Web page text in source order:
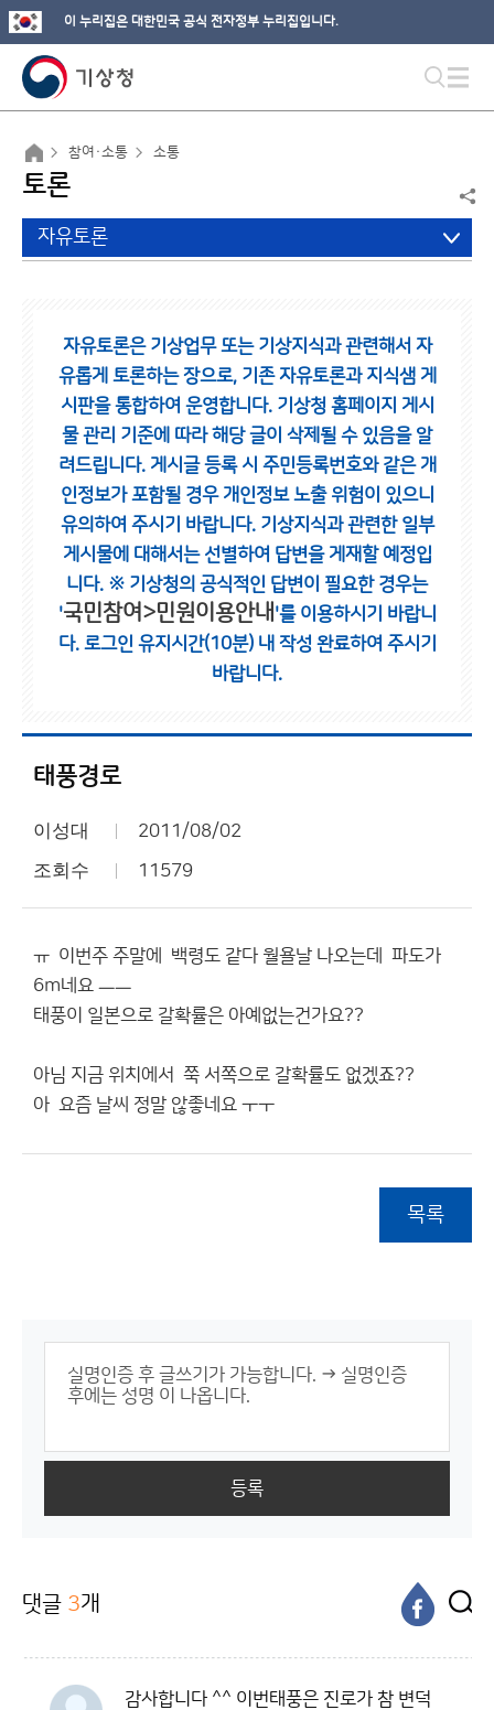
이 누리집은 대한민국 공식 전자정부 누리집입니다.
참여·소통 소통
토론
자유토론
자유토론은 기상업무 또는 기상지식과 관련해서 자
유롭게 토론하는 장으로, 기존 자유토론과 지식샘 게
시판을 통합하여 운영합니다. 기상청 홈페이지 게시
물 관리 기준에 따라 해당 글이 삭제될 수 있음을 알
려드립니다. 게시글 등록 시 주민등록번호와 같은 개
인정보가 포함될 경우 개인정보 노출 위험이 있으니
유의하여 주시기 바랍니다. 기상지식과 관련한 일부
게시물에 대해서는 선별하여 답변을 게재할 예정입
니다. ※ 기상청의 공식적인 답변이 필요한 경우는
'국민참여>민원이용안내 '를 이용하시기 바랍니
다. 로그인 유지시간(10분) 내 작성 완료하여 주시기
바랍니다.
태풍경로
이성대 2011/08/02
조회수 11579
ㅠ 이번주 주말에 백령도 같다 월욜날 나오는데 파도가
6m네요 ㅡㅡ
태풍이 일본으로 갈확률은 아예없는건가요??
아님 지금 위치에서 쭉 서쪽으로 갈확률도 없겠죠??
아 요즘 날씨 정말 않좋네요 ㅜㅜ
목록
등록
댓글 3개
감사합니다 ^^ 이번태풍은 진로가 참 변덕